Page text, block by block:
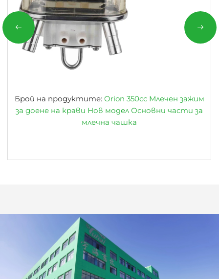
Брой на продуктите:Orion 350cc Млечен зажим
за доене на крави Нов модел Основни части за
млечна чашка